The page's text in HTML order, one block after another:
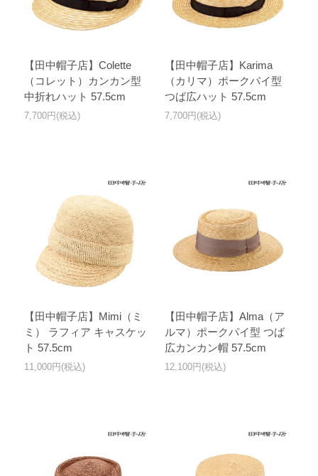
【田中帽子店】Colette
（コレット）カンカン型
中折れハット 57.5cm
7,700円(税込)
【田中帽子店】Karima
（カリマ）ポークパイ型
つば広ハット 57.5cm
7,700円(税込)
【田中帽子店】Mimi（ミ
ミ） ラフィア キャスケッ
ト 57.5cm
11,000円(税込)
【田中帽子店】Alma（ア
ルマ）ポークパイ型 つば
広カンカン帽 57.5cm
12,100円(税込)